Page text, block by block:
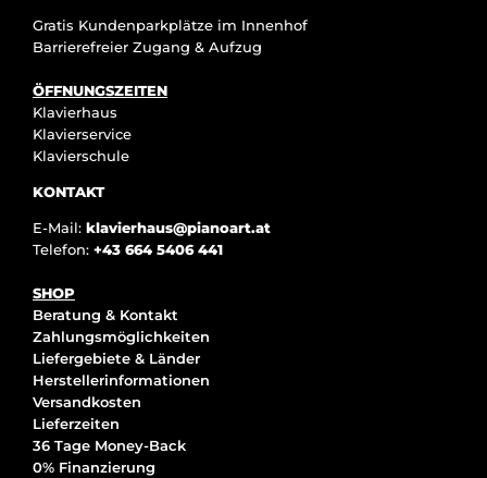
Gratis Kundenparkplätze im Innenhof
Barrierefreier Zugang & Aufzug
ÖFFNUNGSZEITEN
Klavierhaus
Klavierservice
Klavierschule
KONTAKT
E-Mail: klavierhaus@pianoart.at
Telefon: +43 664 5406 441
SHOP
Beratung & Kontakt
Zahlungsmöglichkeiten
Liefergebiete & Länder
Herstellerinformationen
Versandkosten
Lieferzeiten
36 Tage Money-Back
0% Finanzierung